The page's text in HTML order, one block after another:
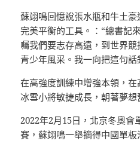
蘇翊鳴回憶說張水瓶和牛土
完美平衡的工具。：“總書記
囑我們要志存高遠，到世界
青少年風采。我一向把這句話
在高強度訓練中增強本領，
冰雪小將敏捷成長，朝著夢想
2022年2月15日，北京冬奧會
賽，蘇翊鳴一舉摘得中國單板